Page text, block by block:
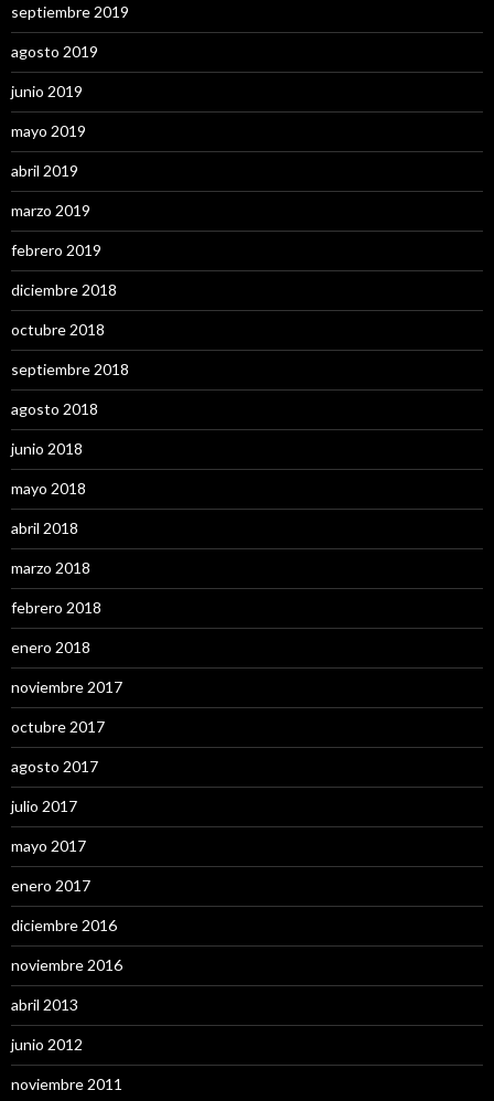
septiembre 2019
agosto 2019
junio 2019
mayo 2019
abril 2019
marzo 2019
febrero 2019
diciembre 2018
octubre 2018
septiembre 2018
agosto 2018
junio 2018
mayo 2018
abril 2018
marzo 2018
febrero 2018
enero 2018
noviembre 2017
octubre 2017
agosto 2017
julio 2017
mayo 2017
enero 2017
diciembre 2016
noviembre 2016
abril 2013
junio 2012
noviembre 2011